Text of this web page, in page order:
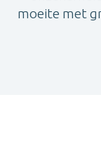
moeite met